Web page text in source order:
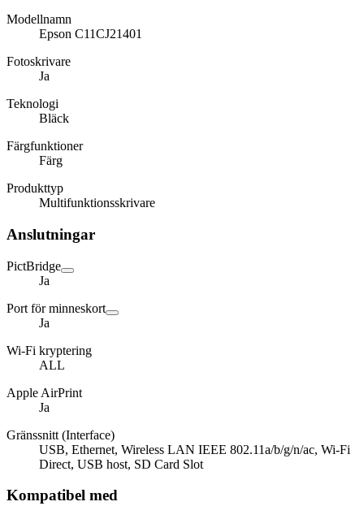
Modellnamn
Epson C11CJ21401
Fotoskrivare
Ja
Teknologi
Bläck
Färgfunktioner
Färg
Produkttyp
Multifunktionsskrivare
Anslutningar
PictBridge
Ja
Port för minneskort
Ja
Wi-Fi kryptering
ALL
Apple AirPrint
Ja
Gränssnitt (Interface)
USB, Ethernet, Wireless LAN IEEE 802.11a/b/g/n/ac, Wi-Fi
Direct, USB host, SD Card Slot
Kompatibel med